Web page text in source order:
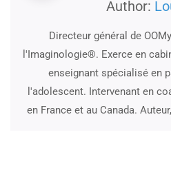
Author:
Directeur général de
l'Imaginologie®. Exerce en
enseignant spécialisé en
l'adolescent. Intervenant en
en France et au Canada.